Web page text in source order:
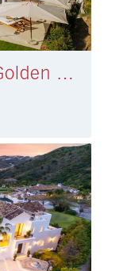
Vrijstaande villa The Golden Mile € 5.400.000,-